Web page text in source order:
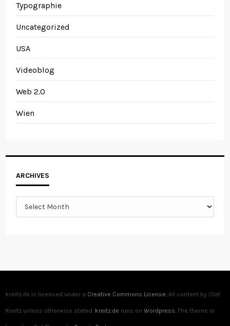
Typographie
Uncategorized
USA
Videoblog
Web 2.0
Wien
ARCHIVES
kreitz.de is licensed under a Creative Commons License. All content by Olaf
Kreitz unless otherwise stated. kreitz.de runs onWordpress. The theme is